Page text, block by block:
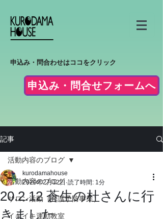
申込み・問合わせはココをクリック
申込み・問合せフォームへ
記事
活動内容のブログ
サロン活動（介護予防事業）
イキイキ運動教室
活動内容のブログ
20.2.12 蒼生の杜さんに行
きました
kurodamahouse
2020年2月12日 読了時間: 1分